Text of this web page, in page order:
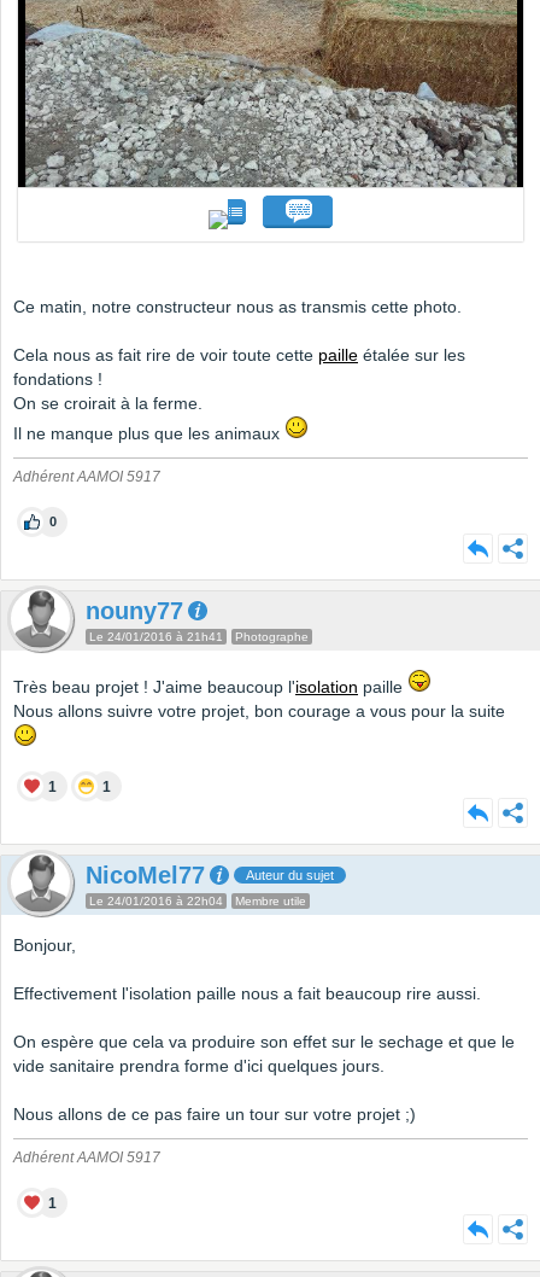
Ce matin, notre constructeur nous as transmis cette photo.
Cela nous as fait rire de voir toute cette paille étalée sur les
fondations !
On se croirait à la ferme.
Il ne manque plus que les animaux
Adhérent AAMOI 5917
0
nouny77
Le 24/01/2016 à 21h41 Photographe
Très beau projet ! J'aime beaucoup l'isolation paille
Nous allons suivre votre projet, bon courage a vous pour la suite
1 1
NicoMel77 Auteur du sujet
Le 24/01/2016 à 22h04 Membre utile
Bonjour,
Effectivement l'isolation paille nous a fait beaucoup rire aussi.
On espère que cela va produire son effet sur le sechage et que le
vide sanitaire prendra forme d'ici quelques jours.
Nous allons de ce pas faire un tour sur votre projet ;)
Adhérent AAMOI 5917
1